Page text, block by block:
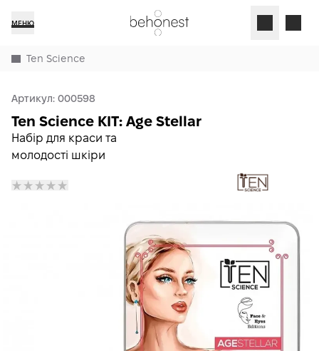
МЕНЮ
Ten Science
Артикул: 000598
Набір для краси та
молодості шкіри
Ten Science KIT: Age Stellar